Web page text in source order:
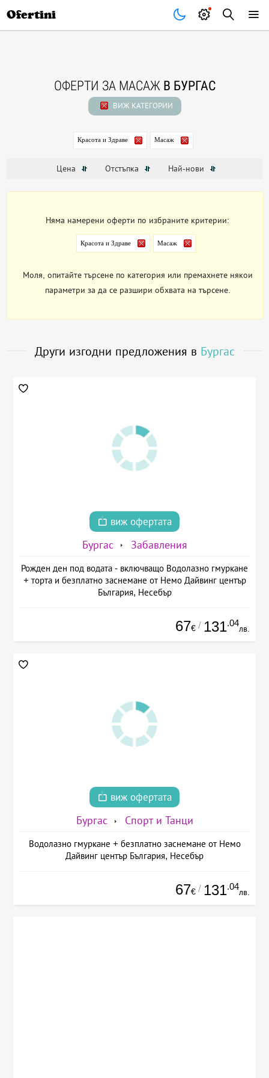
Ofertini
ОФЕРТИ ЗА МАСАЖ В БУРГАС
ВИЖ КАТЕГОРИИ
Красота и Здраве Масаж
Цена Отстъпка Най-нови
Няма намерени оферти по избраните критерии:
Красота и Здраве Масаж
Моля, опитайте търсене по категория или премахнете някои
параметри за да се разшири обхвата на търсене.
Други изгодни предложения в Бургас
виж офертата
Бургас Забавления
Рожден ден под водата - включващо Водолазно гмуркане
+ торта и безплатно заснемане от Немо Дайвинг център
България, Несебър
67€ / 131.04
лв.
виж офертата
Бургас Спорт и Танци
Водолазно гмуркане + безплатно заснемане от Немо
Дайвинг център България, Несебър
67€ / 131.04
лв.